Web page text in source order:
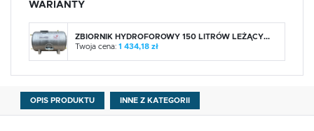
WARIANTY
ZBIORNIK HYDROFOROWY 150 LITRÓW LEŻĄCY...
Twoja cena: 1 434,18 zł
OPIS PRODUKTU INNE Z KATEGORII